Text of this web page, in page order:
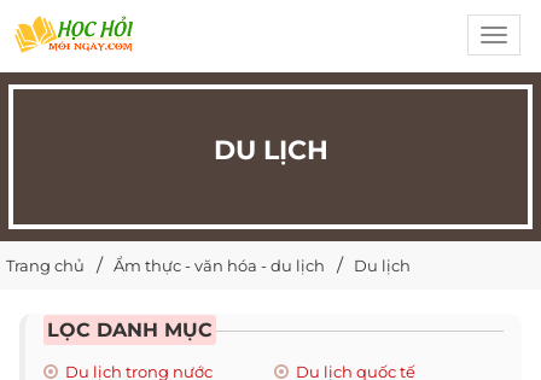
DU LỊCH
Trang chủ Ẩm thực - văn hóa - du lịch Du lịch
LỌC DANH MỤC
Du lịch trong nước Du lịch quốc tế